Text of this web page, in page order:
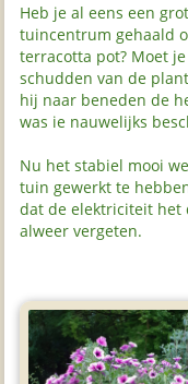
Heb je al eens een
tuincentrum gehaald
terracotta pot? Moet
schudden van de
hij naar beneden de
was ie nauwelijks
Nu het stabiel mooi
tuin gewerkt te
dat de elektriciteit het
alweer vergeten.